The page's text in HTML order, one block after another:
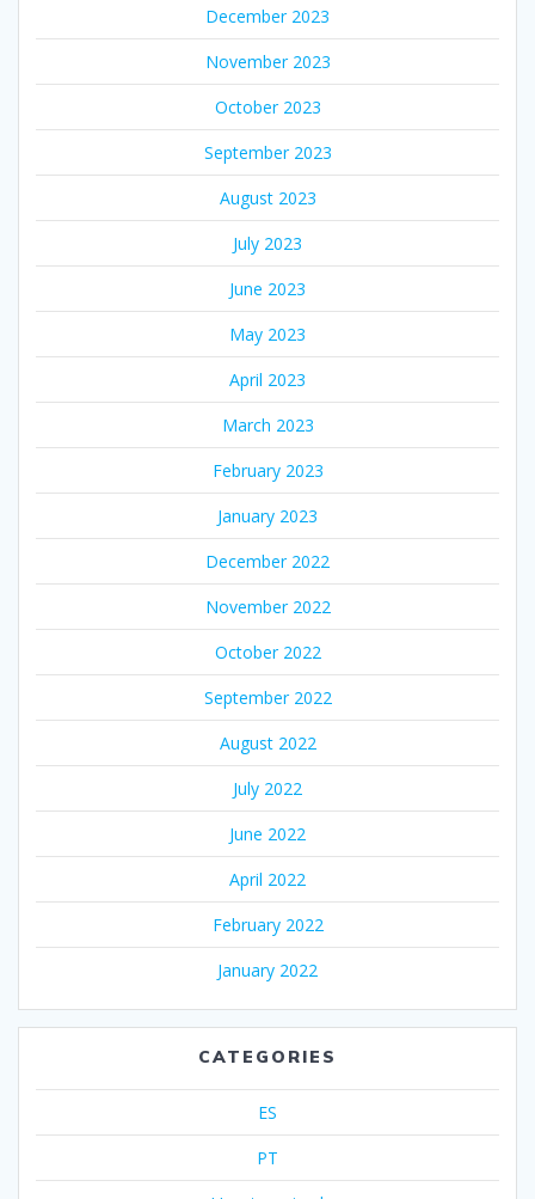
December 2023
November 2023
October 2023
September 2023
August 2023
July 2023
June 2023
May 2023
April 2023
March 2023
February 2023
January 2023
December 2022
November 2022
October 2022
September 2022
August 2022
July 2022
June 2022
April 2022
February 2022
January 2022
CATEGORIES
ES
PT